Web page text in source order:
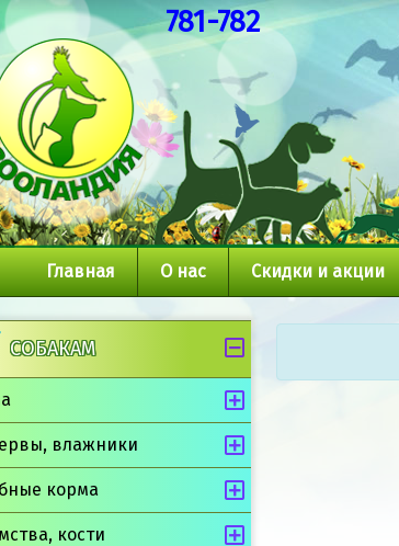
781-782
Главная О нас Скидки и акции
СОБАКАМ
влажники
корма
кости